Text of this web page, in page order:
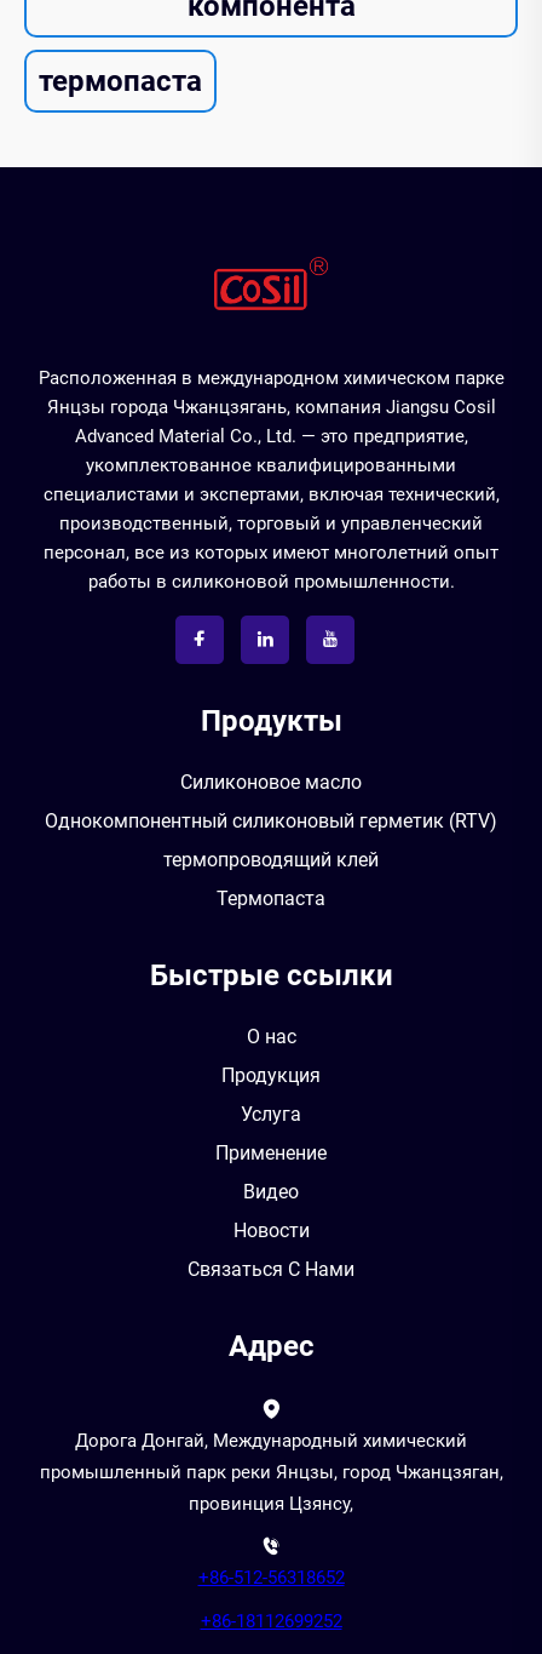
термопаста
Расположенная в международном химическом парке
Янцзы города Чжанцзягань, компания Jiangsu Cosil
Advanced Material Co., Ltd. — это предприятие,
укомплектованное квалифицированными
специалистами и экспертами, включая технический,
производственный, торговый и управленческий
персонал, все из которых имеют многолетний опыт
работы в силиконовой промышленности.
Продукты
Силиконовое масло
Однокомпонентный силиконовый герметик (RTV)
термопроводящий клей
Термопаста
Быстрые ссылки
О нас
Продукция
Услуга
Применение
Видео
Новости
Связаться С Нами
Адрес
Дорога Донгай, Международный химический
промышленный парк реки Янцзы, город Чжанцзяган,
провинция Цзянсу,
+86-512-56318652
+86-18112699252